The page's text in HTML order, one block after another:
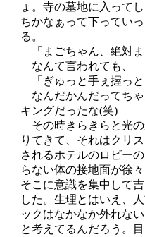
ょ。寺の墓地に入って
ちかなぁって下ってい
る。
「まごちゃん、絶対ま
なんて言われても、
「ぎゅっと手ぇ握っと
なんだかんだってち
キングだったな(笑)
その時きらきらと光
りてきて、それはクリ
されるホテルのロビー
らない体の接地面が徐
そこに意識を集中して
した。生理とはいえ、
ックはなかなか外れな
と考えてるんだろう。